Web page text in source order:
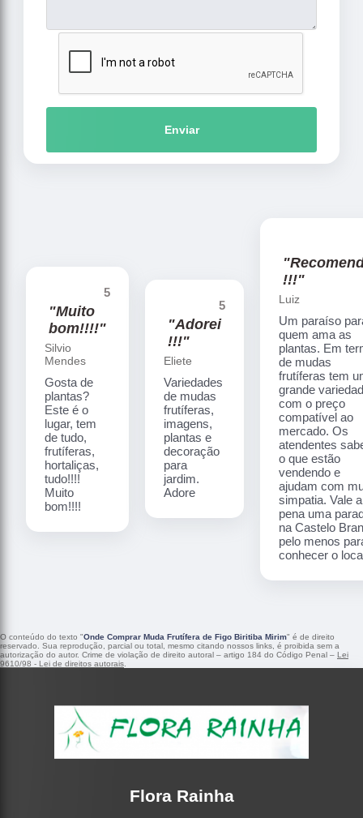
Enviar
5
"Muito
bom!!!!"
Silvio
Mendes
Gosta de
plantas?
Este é o
lugar, tem
de tudo,
frutíferas,
hortaliças,
tudo!!!!
Muito
bom!!!!
5
"Adorei
!!!"
Eliete
Variedades
de mudas
frutíferas,
imagens,
plantas e
decoração
para
jardim.
Adore
!!!"
Luiz
Um paraíso
quem ama as
plantas. Em
de mudas
frutíferas tem
grande
com o preço
compatível ao
mercado. Os
atendentes
o que estão
vendendo e
ajudam com
simpatia. Vale a
pena uma
na Castelo
pelo menos
conhecer o
O conteúdo do texto "Onde Comprar Muda Frutífera de Figo Biritiba Mirim" é de direito
reservado. Sua reprodução, parcial ou total, mesmo citando nossos links, é proibida sem a
autorização do autor. Crime de violação de direito autoral – artigo 184 do Código Penal – Lei
9610/98 - Lei de direitos autorais
Flora Rainha